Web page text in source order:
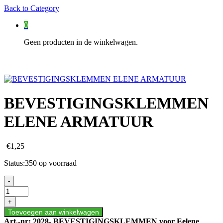
Back to Category
0
Geen producten in de winkelwagen.
BEVESTIGINGSKLEMMEN
ELENE ARMATUUR
€1,25
Status:350 op voorraad
BEVESTIGINGSKLEMMEN
ELENE
ARMATUUR
aantal
-
+
Toevoegen aan winkelwagen
Art.-nr: 2028- BEVESTIGINGSKLEMMEN voor Eelene